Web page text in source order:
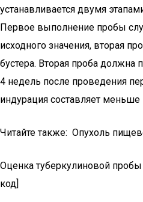
устанавливается двумя
Первое выполнение пробы
исходного значения, вторая
бустера. Вторая проба должна
4 недель после проведения
индурация составляет
Читайте также: Опухоль
Оценка туберкулиновой
код]